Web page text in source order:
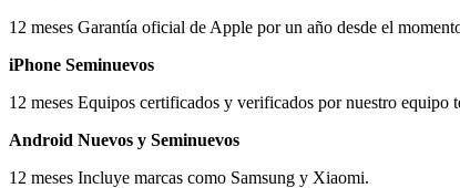
12 meses Garantía oficial de Apple por un año desde el
iPhone Seminuevos
12 meses Equipos certificados y verificados por nuestro equipo
Android Nuevos y Seminuevos
12 meses Incluye marcas como Samsung y Xiaomi.